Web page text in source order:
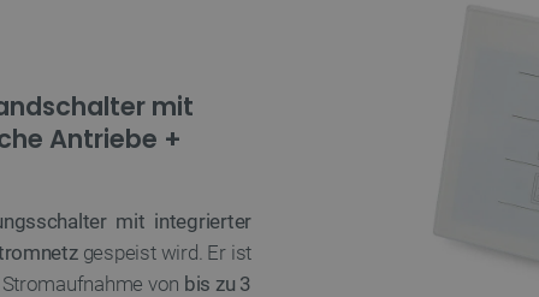
mit
Antriebe +
mit integrierter
gespeist wird. Er ist
von bis zu 3